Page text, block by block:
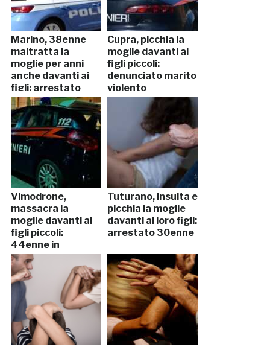
Marino, 38enne
maltratta la
moglie per anni
anche davanti ai
figli: arrestato
Cupra, picchia la
moglie davanti ai
figli piccoli:
denunciato marito
violento
Vimodrone,
massacra la
moglie davanti ai
figli piccoli:
44enne in
manette
Tuturano, insulta e
picchia la moglie
davanti ai loro figli:
arrestato 30enne